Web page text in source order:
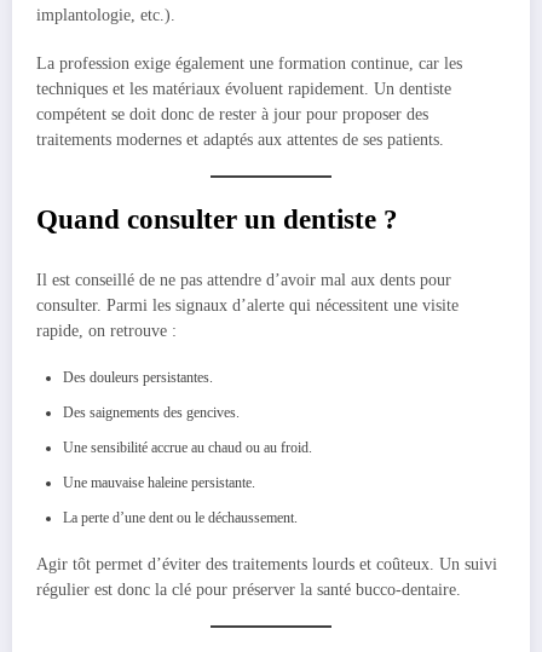
implantologie, etc.).
La profession exige également une formation continue, car les
techniques et les matériaux évoluent rapidement. Un dentiste
compétent se doit donc de rester à jour pour proposer des
traitements modernes et adaptés aux attentes de ses patients.
Quand consulter un dentiste ?
Il est conseillé de ne pas attendre d’avoir mal aux dents pour
consulter. Parmi les signaux d’alerte qui nécessitent une visite
rapide, on retrouve :
Des douleurs persistantes.
Des saignements des gencives.
Une sensibilité accrue au chaud ou au froid.
Une mauvaise haleine persistante.
La perte d’une dent ou le déchaussement.
Agir tôt permet d’éviter des traitements lourds et coûteux. Un suivi
régulier est donc la clé pour préserver la santé bucco-dentaire.